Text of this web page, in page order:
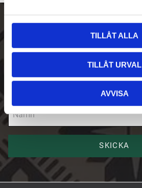
TILLÅT ALLA
TILLÅT URVAL
AVVISA
Skriv upp dig på vårt nyhetsbrev
E-post
SKICKA